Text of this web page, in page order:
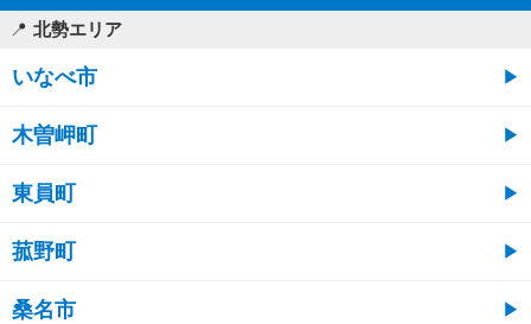
北勢エリア
いなべ市
木曽岬町
東員町
菰野町
桑名市